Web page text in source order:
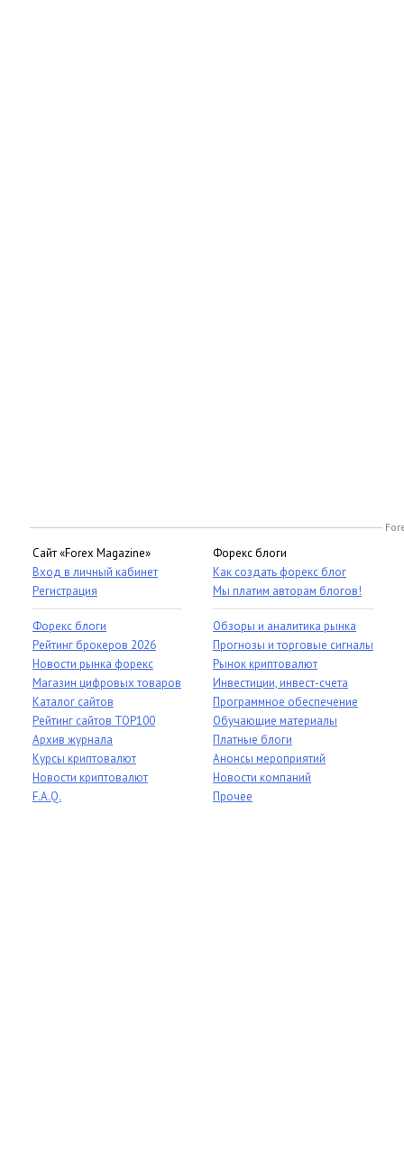
Сайт «Forex Magazine»
Вход в личный кабинет
Регистрация
Форекс блоги
Рейтинг брокеров 2026
Новости рынка форекс
Магазин цифровых товаров
Каталог сайтов
Рейтинг сайтов TOP100
Архив журнала
Курсы криптовалют
Новости криптовалют
F.A.Q.
Форекс блоги
Как создать форекс блог
Мы платим авторам блогов!
Обзоры и аналитика рынка
Прогнозы и торговые сигналы
Рынок криптовалют
Инвестиции, инвест-счета
Программное обеспечение
Обучающие материалы
Платные блоги
Анонсы мероприятий
Новости компаний
Прочее